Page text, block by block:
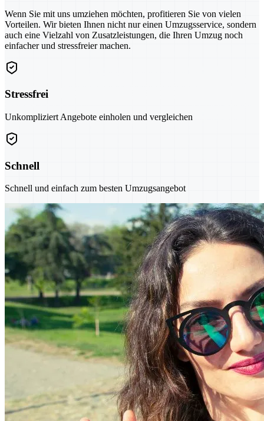
Wenn Sie mit uns umziehen möchten, profitieren Sie von vielen
Vorteilen. Wir bieten Ihnen nicht nur einen Umzugsservice, sondern
auch eine Vielzahl von Zusatzleistungen, die Ihren Umzug noch
einfacher und stressfreier machen.
Stressfrei
Unkompliziert Angebote einholen und vergleichen
Schnell
Schnell und einfach zum besten Umzugsangebot